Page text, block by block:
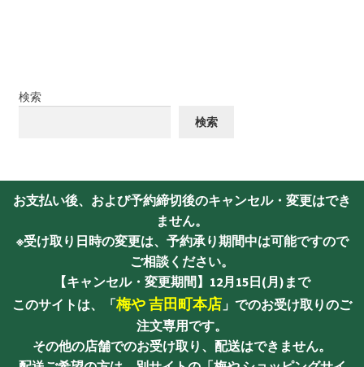
検索
検索
お支払い後、および予約締切後のキャンセル・変更はでき
ません。
※受け取り日時の変更は、予約承り期間中は可能ですので
ご相談ください。
【キャンセル・変更期間】12月15日(月)まで
このサイトは、「梅や 吉田町本店 」でのお受け取りのご
注文専用です。
その他の店舗でのお受け取り、配送はできません。